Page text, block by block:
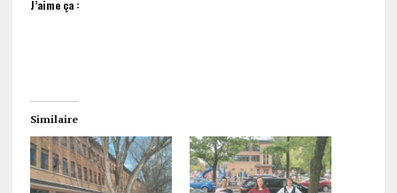
J’aime ça :
Similaire